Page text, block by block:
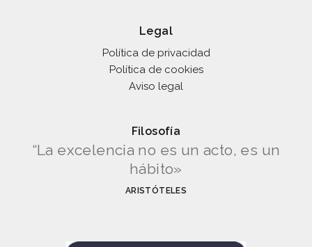
Legal
Política de privacidad
Política de cookies
Aviso legal
Filosofía
“La excelencia no es un acto, es un
hábito»
ARISTÓTELES